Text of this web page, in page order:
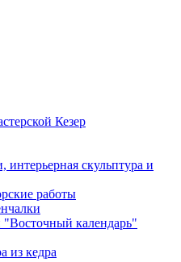
Кезер
интерьерная скульптура и
работы
"Восточный календарь"
из кедра